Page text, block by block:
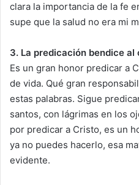
clara la importancia de la fe
supe que la salud no era mi
3. La predicación bendice al
Es un gran honor predicar a
de vida. Qué gran
estas palabras. Sigue
santos, con lágrimas en los
por predicar a Cristo, es un
ya no puedes hacerlo, esa
evidente.